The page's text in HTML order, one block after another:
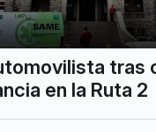
tras
en la Ruta 2